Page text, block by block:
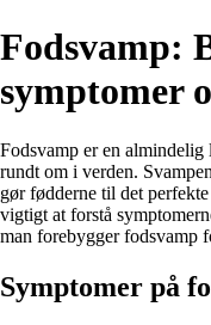
Fodsvamp:
symptomer
Fodsvamp er en almindelig
rundt om i verden.
gør fødderne til det
vigtigt at forstå
man forebygger fodsvamp
Symptomer på